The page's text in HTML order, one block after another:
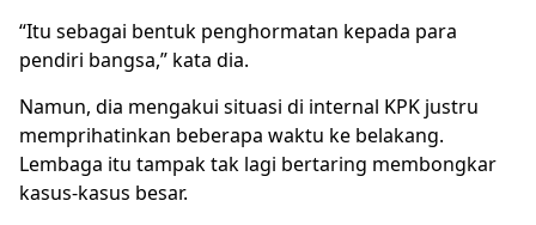
“Itu sebagai bentuk penghormatan kepada para
pendiri bangsa,” kata dia.
Namun, dia mengakui situasi di internal KPK justru
memprihatinkan beberapa waktu ke belakang.
Lembaga itu tampak tak lagi bertaring membongkar
kasus-kasus besar.